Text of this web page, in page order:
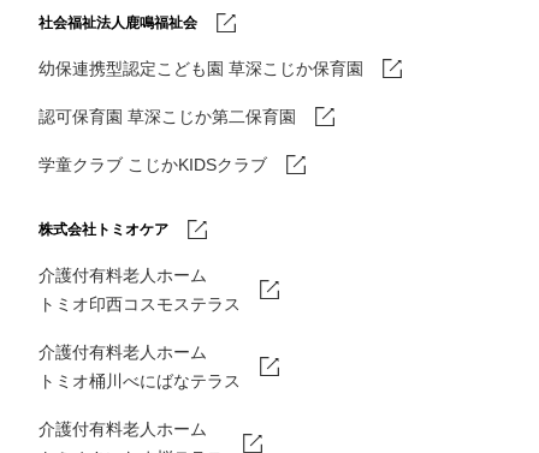
社会福祉法人鹿鳴福祉会
幼保連携型認定こども園 草深こじか保育園
認可保育園 草深こじか第二保育園
学童クラブ こじかKIDSクラブ
株式会社トミオケア
介護付有料老人ホーム
トミオ印西コスモステラス
介護付有料老人ホーム
トミオ桶川べにばなテラス
介護付有料老人ホーム